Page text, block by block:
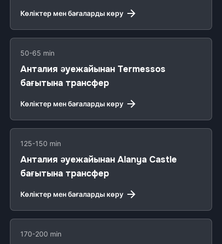
Көліктер мен бағаларды көру
50-65 min
Анталия әуежайынан Termessos
бағытына трансфер
Көліктер мен бағаларды көру
125-150 min
Анталия әуежайынан Alanya Castle
бағытына трансфер
Көліктер мен бағаларды көру
170-200 min